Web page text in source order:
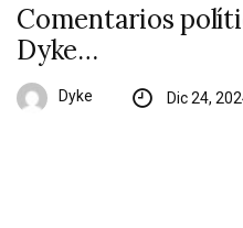
Comentarios
Dyke…
Dyke Dic 24,